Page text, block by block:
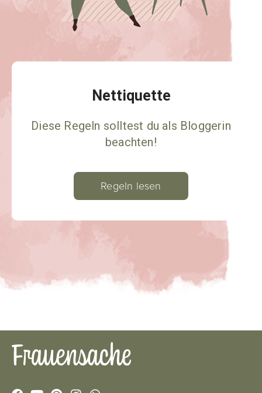
Nettiquette
Diese Regeln solltest du als Bloggerin
beachten!
Regeln lesen